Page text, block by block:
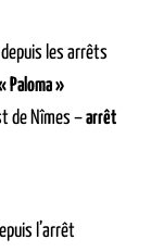
les arrêts
Paloma »
de Nîmes –arrêt
l’arrêt